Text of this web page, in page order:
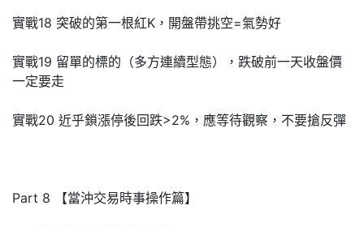
實戰18 突破的第一根紅K，開盤帶挑空=氣勢好
實戰19 留單的標的（多方連續型態），跌破前一天收盤價
一定要走
實戰20 近乎鎖漲停後回跌>2%，應等待觀察，不要搶反彈
Part 8 【當沖交易時事操作篇】